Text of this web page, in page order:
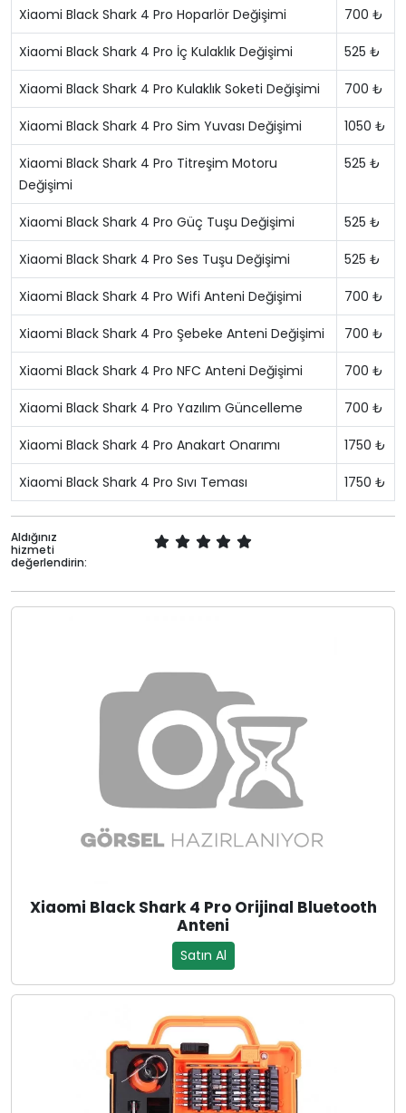
Xiaomi Black Shark 4 Pro Hoparlör Değişimi 700 ₺
Xiaomi Black Shark 4 Pro İç Kulaklık Değişimi 525 ₺
Xiaomi Black Shark 4 Pro Kulaklık Soketi Değişimi 700 ₺
Xiaomi Black Shark 4 Pro Sim Yuvası Değişimi 1050 ₺
Xiaomi Black Shark 4 Pro Titreşim Motoru
Değişimi
525 ₺
Xiaomi Black Shark 4 Pro Güç Tuşu Değişimi 525 ₺
Xiaomi Black Shark 4 Pro Ses Tuşu Değişimi 525 ₺
Xiaomi Black Shark 4 Pro Wifi Anteni Değişimi 700 ₺
Xiaomi Black Shark 4 Pro Şebeke Anteni Değişimi 700 ₺
Xiaomi Black Shark 4 Pro NFC Anteni Değişimi 700 ₺
Xiaomi Black Shark 4 Pro Yazılım Güncelleme 700 ₺
Xiaomi Black Shark 4 Pro Anakart Onarımı 1750 ₺
Xiaomi Black Shark 4 Pro Sıvı Teması 1750 ₺
Aldığınız
hizmeti
değerlendirin:
Xiaomi Black Shark 4 Pro Orijinal Bluetooth
Anteni
Satın Al